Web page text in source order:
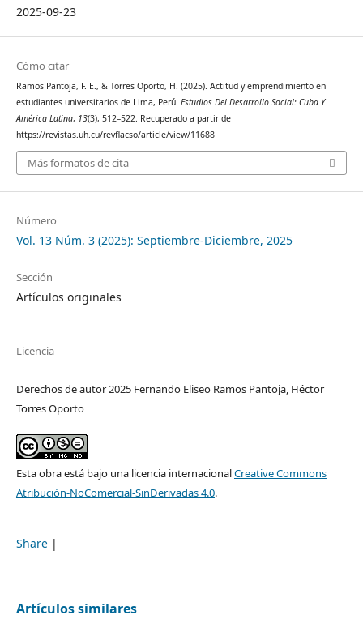
2025-09-23
Cómo citar
Ramos Pantoja, F. E., & Torres Oporto, H. (2025). Actitud y emprendimiento en
estudiantes universitarios de Lima, Perú. Estudios Del Desarrollo Social: Cuba Y
América Latina, 13(3), 512–522. Recuperado a partir de
https://revistas.uh.cu/revflacso/article/view/11688
Más formatos de cita
Número
Vol. 13 Núm. 3 (2025): Septiembre-Diciembre, 2025
Sección
Artículos originales
Licencia
Derechos de autor 2025 Fernando Eliseo Ramos Pantoja, Héctor
Torres Oporto
Esta obra está bajo una licencia internacionalCreative Commons
Atribución-NoComercial-SinDerivadas 4.0.
Share |
Artículos similares